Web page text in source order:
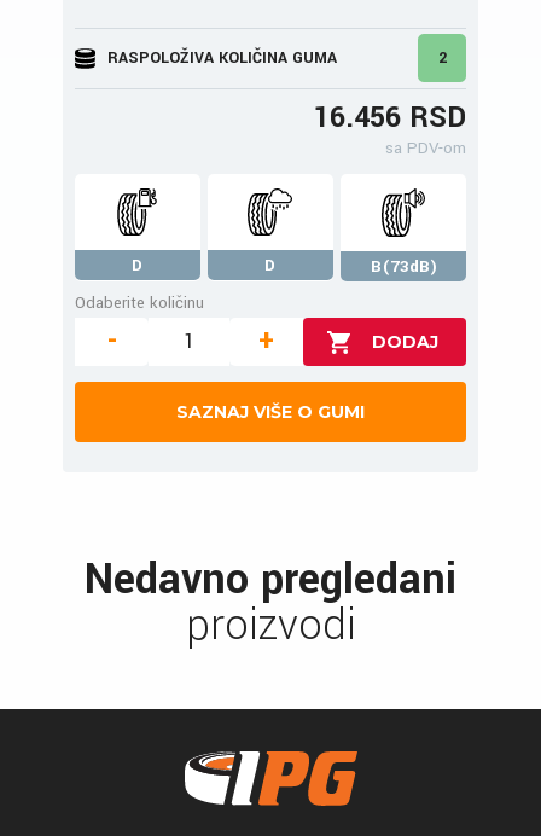
RASPOLOŽIVA KOLIČINA GUMA 2
16.456 RSD
sa PDV-om
D D
B(73dB)
Odaberite količinu
- +
SAZNAJ VIŠE O GUMI
Nedavno pregledani
proizvodi